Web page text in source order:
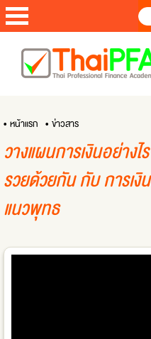
• หน้าแรก • ข่าวสาร
วางแผนการเงินอย่าง
รวยด้วยกัน กับ การเ
แนวพุทธ